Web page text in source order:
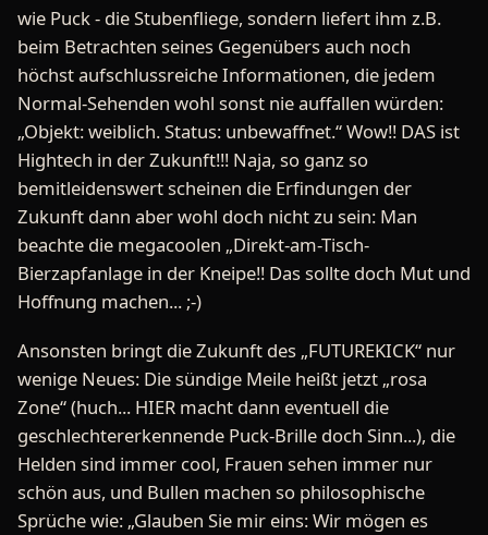
wie Puck - die Stubenfliege, sondern liefert ihm z.B.
beim Betrachten seines Gegenübers auch noch
höchst aufschlussreiche Informationen, die jedem
Normal-Sehenden wohl sonst nie auffallen würden:
„Objekt: weiblich. Status: unbewaffnet.“ Wow!! DAS ist
Hightech in der Zukunft!!! Naja, so ganz so
bemitleidenswert scheinen die Erfindungen der
Zukunft dann aber wohl doch nicht zu sein: Man
beachte die megacoolen „Direkt-am-Tisch-
Bierzapfanlage in der Kneipe!! Das sollte doch Mut und
Hoffnung machen... ;-)
Ansonsten bringt die Zukunft des „FUTUREKICK“ nur
wenige Neues: Die sündige Meile heißt jetzt „rosa
Zone“ (huch... HIER macht dann eventuell die
geschlechtererkennende Puck-Brille doch Sinn...), die
Helden sind immer cool, Frauen sehen immer nur
schön aus, und Bullen machen so philosophische
Sprüche wie: „Glauben Sie mir eins: Wir mögen es